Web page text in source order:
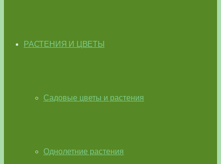
РАСТЕНИЯ И ЦВЕТЫ
Садовые цветы и растения
Однолетние растения